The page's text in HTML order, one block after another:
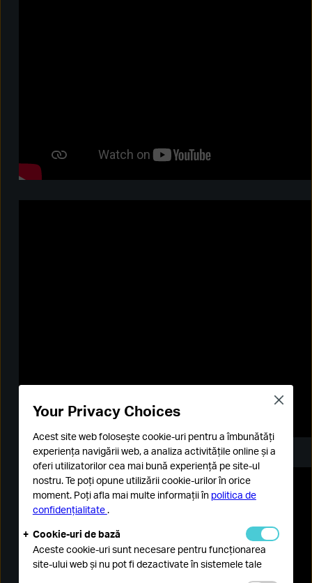
Your Privacy Choices
Acest site web folosește cookie-uri pentru a îmbunătăți
experiența navigării web, a analiza activitățile online și a
oferi utilizatorilor cea mai bună experiență pe site-ul
nostru. Te poți opune utilizării cookie-urilor în orice
moment. Poți afla mai multe informații în politica de
confidențialitate.
Cookie-uri de bază
Aceste cookie-uri sunt necesare pentru funcționarea
site-ului web și nu pot fi dezactivate în sistemele tale
Close